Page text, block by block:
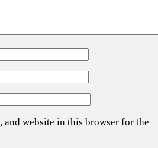
and website in this browser for the